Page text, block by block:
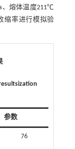
、熔体温度211℃
缩率进行模拟验
参数
76